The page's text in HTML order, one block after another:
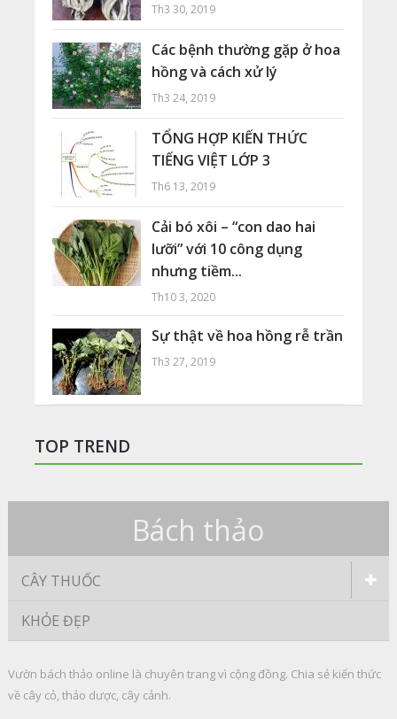
Th3 30, 2019
Các bệnh thường gặp ở hoa
hồng và cách xử lý
Th3 24, 2019
TỔNG HỢP KIẾN THỨC
TIẾNG VIỆT LỚP 3
Th6 13, 2019
Cải bó xôi – “con dao hai
lưỡi” với 10 công dụng
nhưng tiềm...
Th10 3, 2020
Sự thật về hoa hồng rễ trần
Th3 27, 2019
TOP TREND
Bách thảo
CÂY THUỐC
KHỎE ĐẸP
Vườn bách thảo online là chuyên trang vì cộng đồng. Chia sẻ kiến thức
về cây cỏ, thảo dược, cây cảnh.